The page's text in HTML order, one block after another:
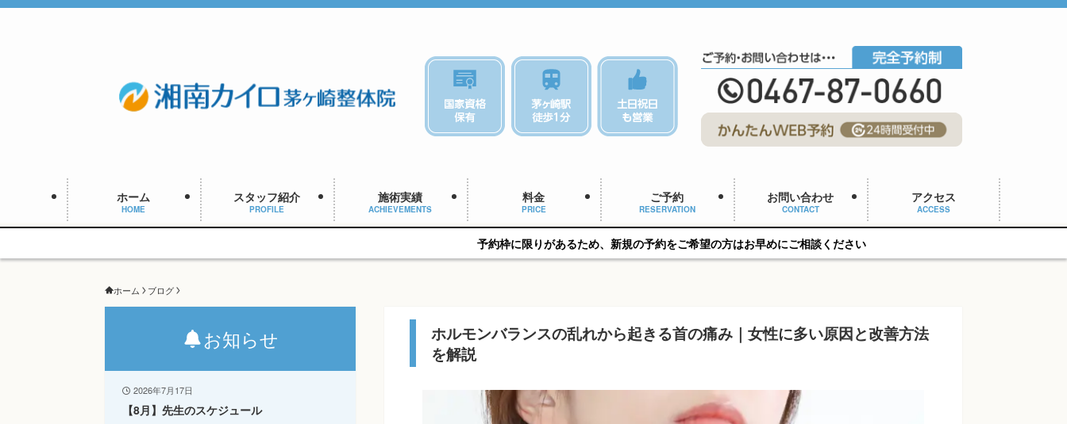
ホーム
HOME
スタッフ紹介
PROFILE
施術実績
ACHIEVEMENTS
料金
PRICE
ご予約
RESERVATION
お問い合わせ
CONTACT
アクセス
ACCESS
予約枠に限りがあるため、新規の予約をご希望の方はお早めにご相談ください
ホーム ブログ
ホルモンバランスの乱れから起きる首の痛み｜女性に多い原因と改善方法
を解説
お知らせ
2026年7月17日
【8月】先生のスケジュール